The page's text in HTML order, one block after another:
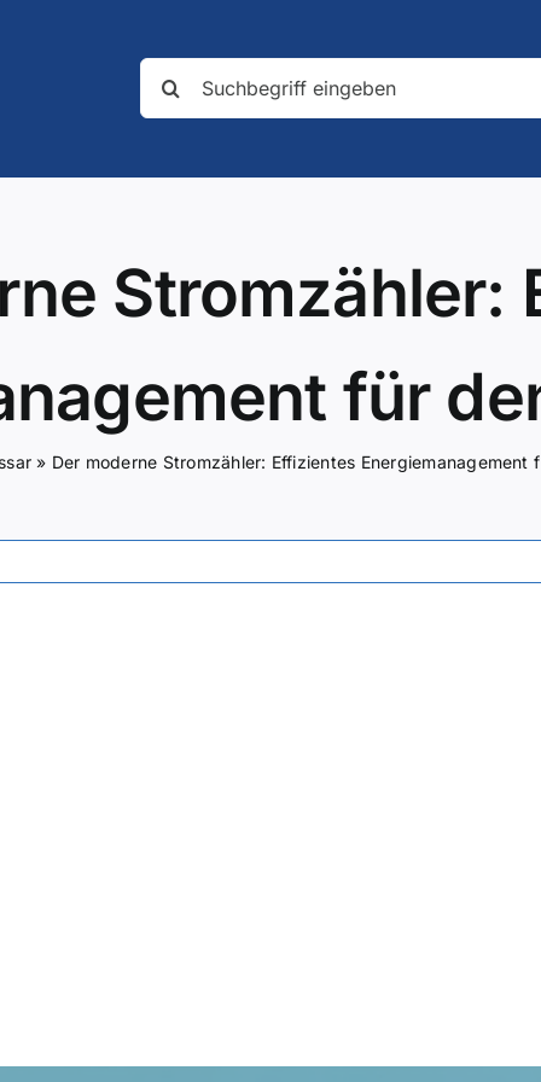
Suche
nach:
Stromzähler:
für
» Der moderne Stromzähler: Effizientes Energiemanagement